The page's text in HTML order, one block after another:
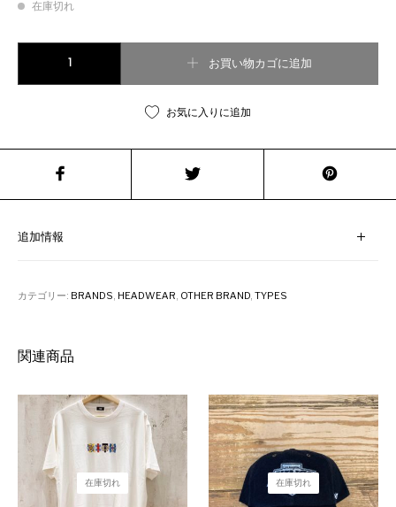
在庫切れ
お買い物カゴに追加
お気に入りに追加
追加情報
カテゴリー: BRANDS HEADWEAR OTHER BRAND ,TYPES
関連商品
在庫切れ 在庫切れ